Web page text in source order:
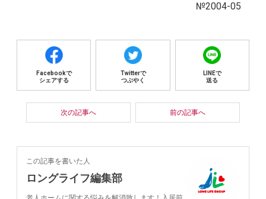
№2004-05
Facebookで
シェアする
Twitterで
つぶやく
LINEで
送る
次の記事へ 前の記事へ
この記事を書いた人
ロングライフ編集部